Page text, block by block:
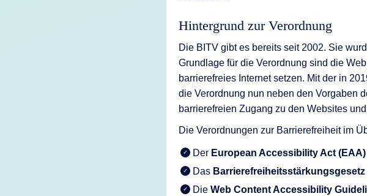
Hintergrund zur Verordnung
Die BITV gibt es bereits seit 2002. Sie
Grundlage für die Verordnung sind die
barrierefreies Internet setzen. Mit der in
die Verordnung nun neben den Vorgaben
barrierefreien Zugang zu den Websites
Die Verordnungen zur Barrierefreiheit im
Der European Accessibility Act (EAA)
Das Barrierefreiheitsstärkungsgesetz
DieWeb Content Accessibility